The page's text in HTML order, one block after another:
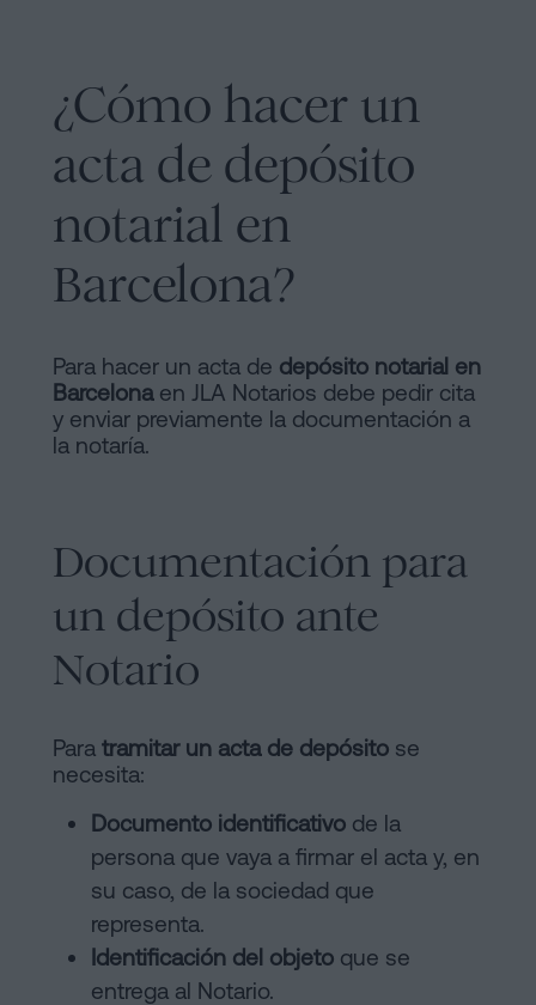
¿Cómo hacer un
acta de depósito
notarial en
Barcelona?
Para hacer un acta de depósito notarial en
Barcelonaen JLA Notarios debe pedir cita
y enviar previamente la documentación a
la notaría.
Documentación para
un depósito ante
Notario
Para tramitar un acta de depósito se
necesita:
Documento identificativo de la
persona que vaya a firmar el acta y, en
su caso, de la sociedad que
representa.
Identificación del objeto que se
entrega al Notario.